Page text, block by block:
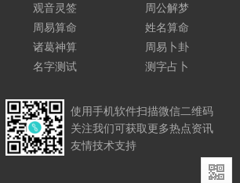
观音灵签
周易算命
诸葛神算
名字测试
周公解梦
姓名算命
周易卜卦
测字占卜
使用手机软件扫描微信二维码
关注我们可获取更多热点资讯
友情技术支持